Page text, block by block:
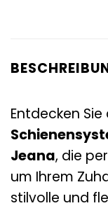
Entdecken Sie
Jeana, die
um Ihrem
stilvolle und